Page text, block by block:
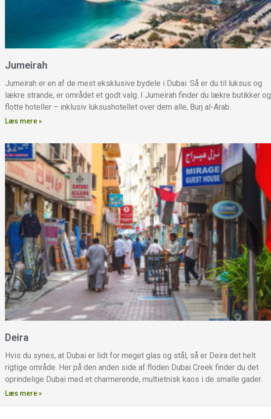
Jumeirah
Jumeirah er en af de mest eksklusive bydele i Dubai. Så er du til luksus og
lækre strande, er området et godt valg. I Jumeirah finder du lækre butikker og
flotte hoteller – inklusiv luksushotellet over dem alle, Burj al-Arab.
Læs mere »
Deira
Hvis du synes, at Dubai er lidt for meget glas og stål, så er Deira det helt
rigtige område. Her på den anden side af floden Dubai Creek finder du det
oprindelige Dubai med et charmerende, multietnisk kaos i de smalle gader.
Læs mere »